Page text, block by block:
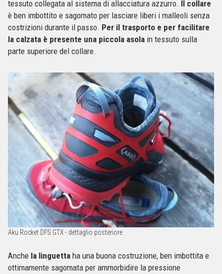
tessuto collegata al sistema di allacciatura azzurro. Il collare
è ben imbottito e sagomato per lasciare liberi i malleoli senza
costrizioni durante il passo. Per il trasporto e per facilitare
la calzata è presente una piccola asola in tessuto sulla
parte superiore del collare.
Aku Rocket DFS GTX - dettaglio posteriore
Anche la linguetta ha una buona costruzione, ben imbottita e
ottimamente sagomata per ammorbidire la pressione